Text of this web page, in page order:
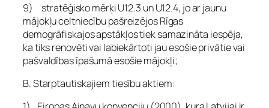
9) stratēģisko mērķi U12.3 un U12.4, jo ar jaunu
mājokļu celtniecību pašreizējos Rīgas
demogrāfiskajos apstākļos tiek samazināta iespēja,
ka tiks renovēti vai labiekārtoti jau esošie privātie vai
pašvaldības īpašumā esošie mājokļi;
B. Starptautiskajiem tiesību aktiem: